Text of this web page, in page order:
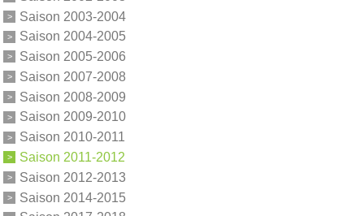
Saison 2003-2004
Saison 2004-2005
Saison 2005-2006
Saison 2007-2008
Saison 2008-2009
Saison 2009-2010
Saison 2010-2011
Saison 2011-2012
Saison 2012-2013
Saison 2014-2015